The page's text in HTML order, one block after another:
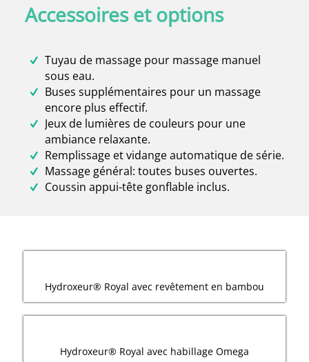
Accessoires et options
Tuyau de massage pour massage manuel
sous eau.
Buses supplémentaires pour un massage
encore plus effectif.
Jeux de lumières de couleurs pour une
ambiance relaxante.
Remplissage et vidange automatique de série.
Massage général: toutes buses ouvertes.
Coussin appui-tête gonflable inclus.
Hydroxeur® Royal avec revêtement en bambou
Hydroxeur® Royal avec habillage Omega